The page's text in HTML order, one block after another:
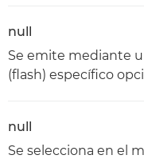
null
Se emite mediante
(flash) específico
null
Se selecciona en el